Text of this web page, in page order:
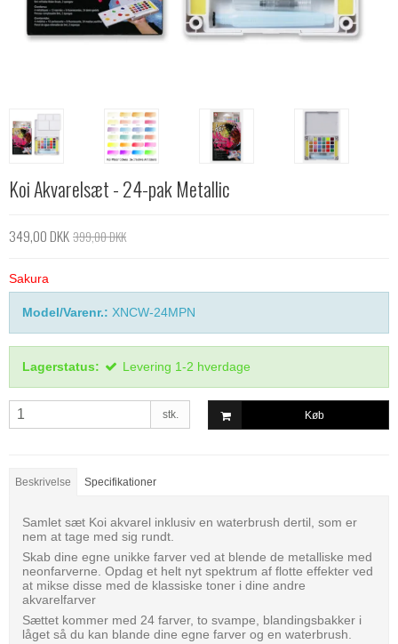
Koi Akvarelsæt - 24-pak Metallic
349,00 DKK399,00 DKK
Sakura
Model/Varenr.: XNCW-24MPN
Lagerstatus: Levering 1-2 hverdage
stk. Køb
Beskrivelse Specifikationer
Samlet sæt Koi akvarel inklusiv en waterbrush dertil, som er
nem at tage med sig rundt.
Skab dine egne unikke farver ved at blende de metalliske med
neonfarverne. Opdag et helt nyt spektrum af flotte effekter ved
at mikse disse med de klassiske toner i dine andre
akvarelfarver
Sættet kommer med 24 farver, to svampe, blandingsbakker i
låget så du kan blande dine egne farver og en waterbrush.